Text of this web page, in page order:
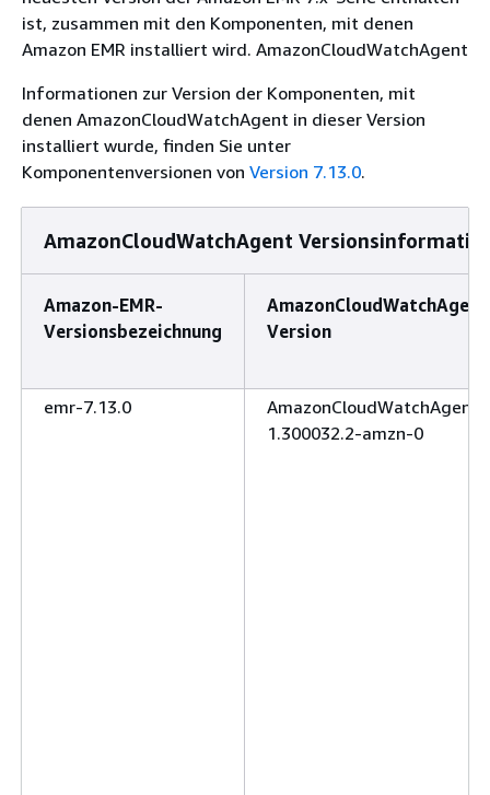
ist, zusammen mit den Komponenten, mit denen
Amazon EMR installiert wird. AmazonCloudWatchAgent
Informationen zur Version der Komponenten, mit
denen AmazonCloudWatchAgent in dieser Version
installiert wurde, finden Sie unter
Komponentenversionen von Version 7.13.0.
AmazonCloudWatchAgent
Amazon-EMR-
Versionsbezeichnung
AmazonCloudWatchAgent
Version
emr-7.13.0
AmazonCloudWatchAgent
1.300032.2-amzn-0